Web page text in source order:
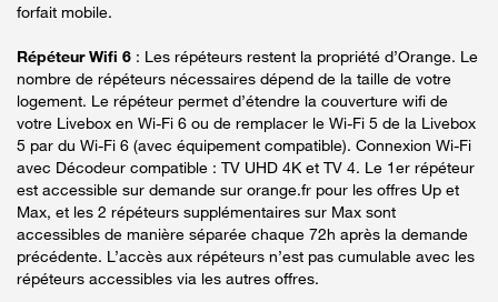
forfait mobile.
Répéteur Wifi 6 : Les répéteurs restent la propriété d’Orange. Le
nombre de répéteurs nécessaires dépend de la taille de votre
logement. Le répéteur permet d’étendre la couverture wifi de
votre Livebox en Wi-Fi 6 ou de remplacer le Wi-Fi 5 de la Livebox
5 par du Wi-Fi 6 (avec équipement compatible). Connexion Wi-Fi
avec Décodeur compatible : TV UHD 4K et TV 4. Le 1er répéteur
est accessible sur demande sur orange.fr pour les offres Up et
Max, et les 2 répéteurs supplémentaires sur Max sont
accessibles de manière séparée chaque 72h après la demande
précédente. L’accès aux répéteurs n’est pas cumulable avec les
répéteurs accessibles via les autres offres.